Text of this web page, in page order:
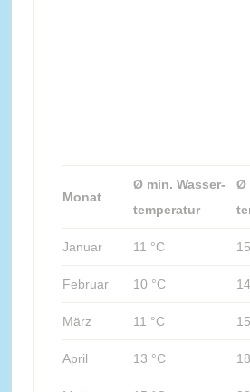
Monat
Ø min. Wasser-
temperatur
Ø
Januar 11 °C
Februar 10 °C
März 11 °C
April 13 °C